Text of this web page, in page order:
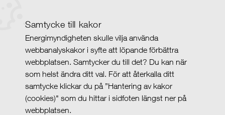
Samtycke till kakor
Energimyndigheten skulle vilja använda
webbanalyskakor i syfte att löpande förbättra
webbplatsen. Samtycker du till det? Du kan när
som helst ändra ditt val. För att återkalla ditt
samtycke klickar du på ”Hantering av kakor
(cookies)" som du hittar i sidfoten längst ner på
webbplatsen.